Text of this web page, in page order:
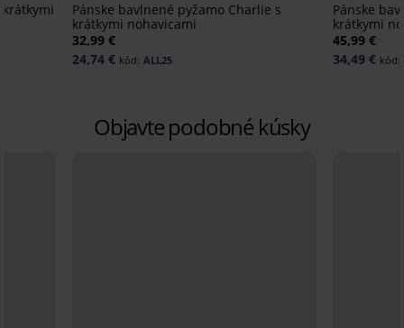
Pánske bavlnené pyžamo Charlie s
krátkymi nohavicami
32,99 €
24,74 € kód: ALL25
Pánske
krátkymi
45,99 €
34,49 € kód:
Objavte podobné kúsky